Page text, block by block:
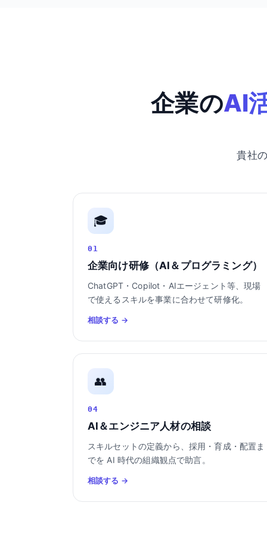
企業のAI
貴社
🎓
01
企業向け研修（AI＆プログラミング）
ChatGPT・Copilot・AIエージェント等、現場
で使えるスキルを事業に合わせて研修化。
相談する →
👥
04
AI＆エンジニア人材の相談
スキルセットの定義から、採用・育成・配置ま
でを AI 時代の組織観点で助言。
相談する →